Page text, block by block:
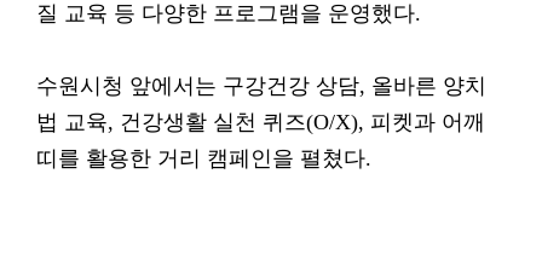
질 교육 등 다양한 프로그램을 운영했다.
수원시청 앞에서는 구강건강 상담, 올바른 양치
법 교육, 건강생활 실천 퀴즈(O/X), 피켓과 어깨
띠를 활용한 거리 캠페인을 펼쳤다.